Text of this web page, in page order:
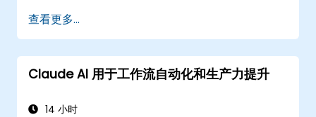
程中。
查看更多...
Claude AI 用于工作流自动化和生产力提升
14 小时